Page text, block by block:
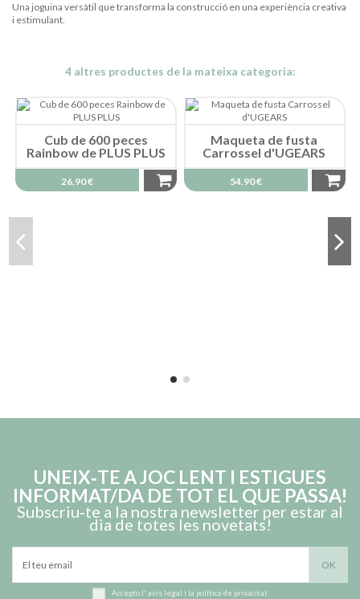
Una joguina versàtil que transforma la construcció en una experiència creativa
i estimulant.
4 altres productes de la mateixa categoria:
Cub de 600 peces
Rainbow de PLUS PLUS
26,90 €
Maqueta de fusta
Carrossel d'UGEARS
54,90 €
UNEIX‑TE A JOC LENT I ESTIGUES
INFORMAT/DA DE TOT EL QUE PASSA!
Subscriu‑te a la nostra newsletter per estar al
dia de totes les novetats!
Accepto l' avís legal i la política de privacitat